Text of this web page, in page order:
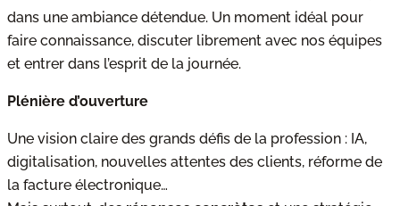
dans une ambiance détendue. Un moment idéal pour
faire connaissance, discuter librement avec nos équipes
et entrer dans l’esprit de la journée.
Plénière d’ouverture
Une vision claire des grands défis de la profession : IA,
digitalisation, nouvelles attentes des clients, réforme de
la facture électronique…